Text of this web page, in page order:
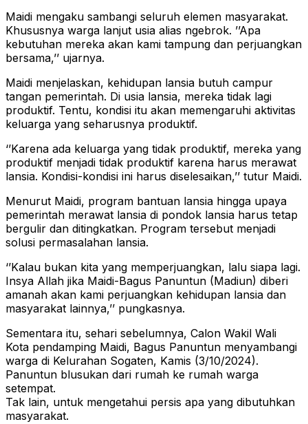
Maidi mengaku sambangi seluruh elemen masyarakat.
Khususnya warga lanjut usia alias ngebrok. ’’Apa
kebutuhan mereka akan kami tampung dan perjuangkan
bersama,’’ ujarnya.
Maidi menjelaskan, kehidupan lansia butuh campur
tangan pemerintah. Di usia lansia, mereka tidak lagi
produktif. Tentu, kondisi itu akan memengaruhi aktivitas
keluarga yang seharusnya produktif.
‘’Karena ada keluarga yang tidak produktif, mereka yang
produktif menjadi tidak produktif karena harus merawat
lansia. Kondisi-kondisi ini harus diselesaikan,’’ tutur Maidi.
Menurut Maidi, program bantuan lansia hingga upaya
pemerintah merawat lansia di pondok lansia harus tetap
bergulir dan ditingkatkan. Program tersebut menjadi
solusi permasalahan lansia.
‘’Kalau bukan kita yang memperjuangkan, lalu siapa lagi.
Insya Allah jika Maidi-Bagus Panuntun (Madiun) diberi
amanah akan kami perjuangkan kehidupan lansia dan
masyarakat lainnya,’’ pungkasnya.
Sementara itu, sehari sebelumnya, Calon Wakil Wali
Kota pendamping Maidi, Bagus Panuntun menyambangi
warga di Kelurahan Sogaten, Kamis (3/10/2024).
Panuntun blusukan dari rumah ke rumah warga
setempat.
Tak lain, untuk mengetahui persis apa yang dibutuhkan
masyarakat.